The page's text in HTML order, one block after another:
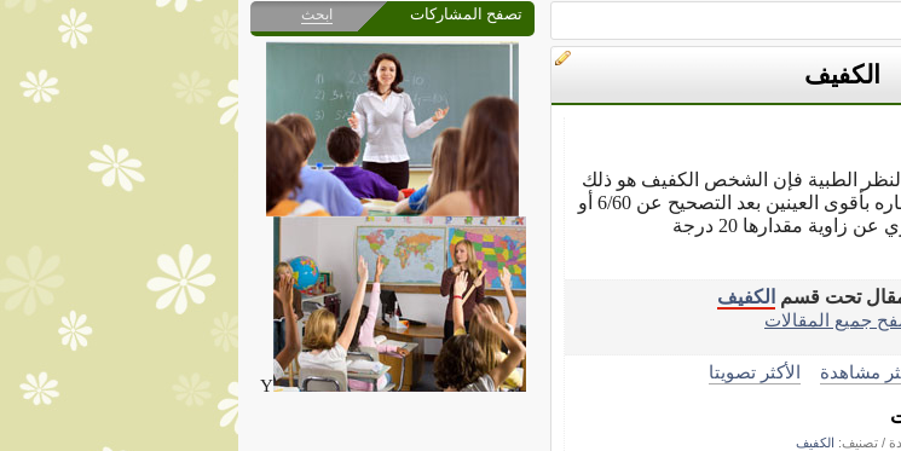
الكفيف
الطبية فإن الشخص الكفيف هو ذلك
الشخص الذي تقل حدة إبصاره بأقوى العينين بعد التصحيح عن 6/60 أو
الكفيف
جميع المقالات
مشاهدة الأكثر تصويتا
/ تصنيف: الكفيف
تصفح المشاركات ابحث
Y